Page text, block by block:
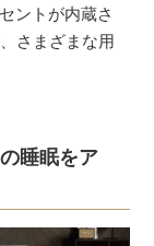
ントが内蔵さ
さまざまな用
睡眠をア